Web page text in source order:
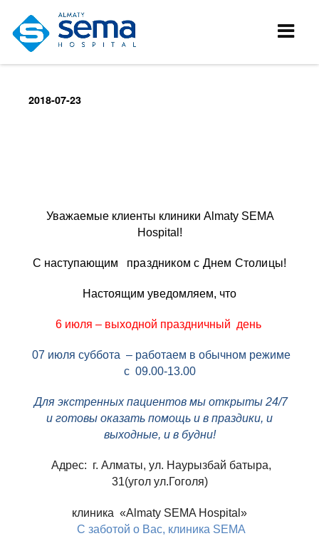
2018-07-23
Уважаемые клиенты клиники Almaty SEMA
Hospital !
С наступающим праздником с Днем Столицы!
Настоящим уведомляем, что
6 июля – выходной праздничный день
07 июля суббота – работаем в обычном режиме
с 09.00-13.00
Для экстренных пациентов мы открыты 24/7
и готовы оказать помощь и в праздики, и
выходные, и в будни!
Адрес: г. Алматы, ул. Наурызбай батыра,
31(угол ул.Гоголя)
клиника «Almaty SEMA Hospital »
C заботой о Вас, клиника SEMA